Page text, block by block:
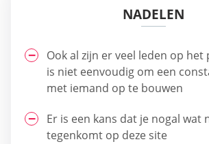
NADELEN
Ook al zijn er veel leden op
is niet eenvoudig om een
met iemand op te bouwen
Er is een kans dat je nogal wat
tegenkomt op deze site